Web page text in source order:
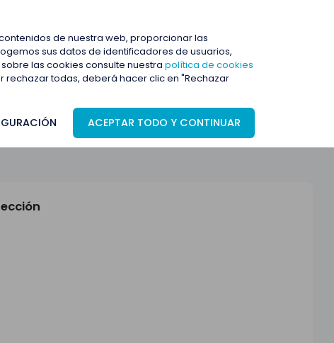
de nuestra web, proporcionar las
sus datos de identificadores de usuarios,
las cookies consulte nuestra política de cookies
todas, deberá hacer clic en "Rechazar
ACEPTAR TODO Y CONTINUAR